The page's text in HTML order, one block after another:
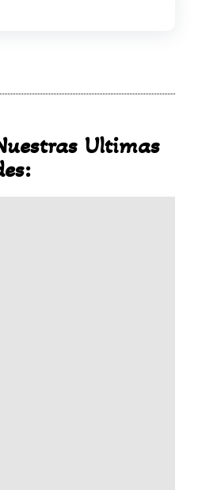
Ultimas